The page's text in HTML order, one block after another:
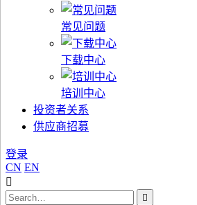
常见问题
下载中心
培训中心
投资者关系
供应商招募
登录
CN EN